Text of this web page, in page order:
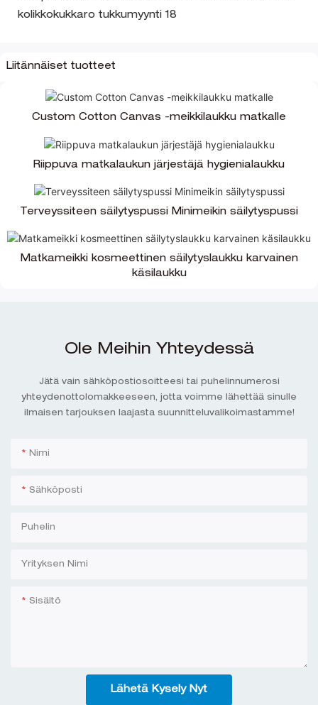
Liitännäiset tuotteet
Custom Cotton Canvas -meikkilaukku matkalle
Riippuva matkalaukun järjestäjä hygienialaukku
Terveyssiteen säilytyspussi Minimeikin säilytyspussi
Matkameikki kosmeettinen säilytyslaukku karvainen
käsilaukku
Ole Meihin Yhteydessä
Jätä vain sähköpostiosoitteesi tai puhelinnumerosi
yhteydenottolomakkeeseen, jotta voimme lähettää sinulle
ilmaisen tarjouksen laajasta suunnitteluvalikoimastamme!
Nimi
Sähköposti
Puhelin
Yrityksen Nimi
Sisältö
Lähetä Kysely Nyt